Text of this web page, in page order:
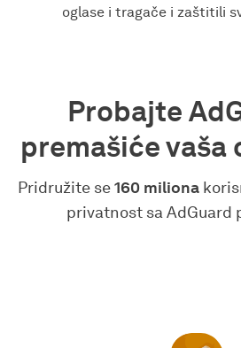
oglase i tragače i zaštitili
Probajte
premašiće vaša
Pridružite se160 miliona
privatnost sa AdGuard